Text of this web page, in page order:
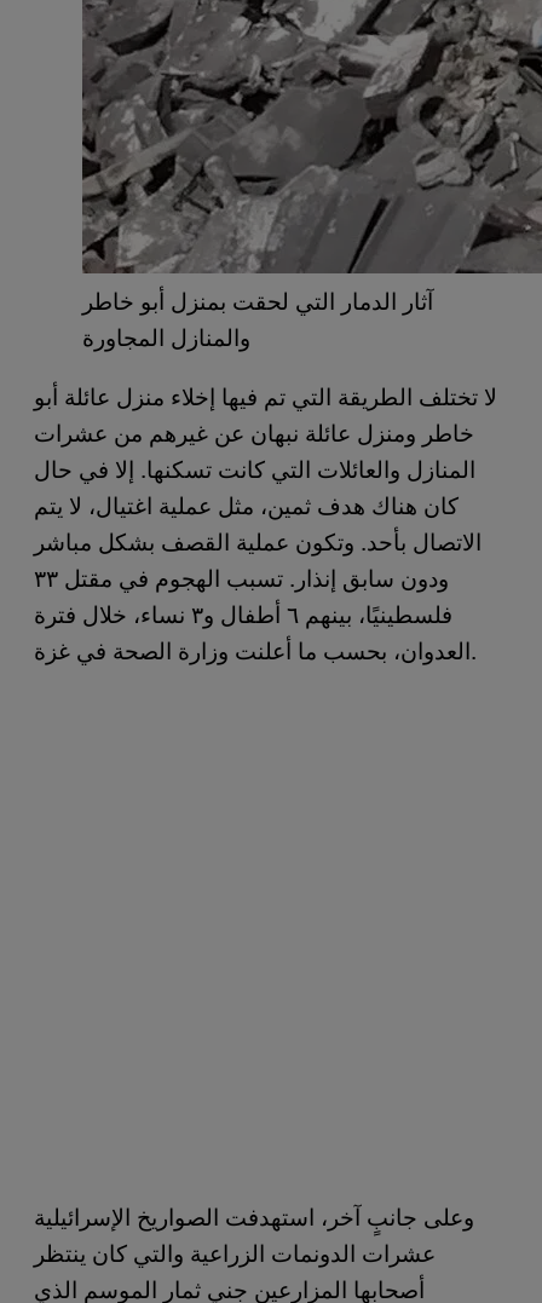
آثار الدمار التي لحقت بمنزل أبو خاطر
والمنازل المجاورة
لا تختلف الطريقة التي تم فيها إخلاء منزل عائلة أبو
خاطر ومنزل عائلة نبهان عن غيرهم من عشرات
المنازل والعائلات التي كانت تسكنها. إلا في حال
كان هناك هدف ثمين، مثل عملية اغتيال، لا يتم
الاتصال بأحد. وتكون عملية القصف بشكل مباشر
ودون سابق إنذار. تسبب الهجوم في مقتل ٣٣
فلسطينيًا، بينهم ٦ أطفال و٣ نساء، خلال فترة
العدوان، بحسب ما أعلنت وزارة الصحة في غزة.
وعلى جانبٍ آخر، استهدفت الصواريخ الإسرائيلية
عشرات الدونمات الزراعية والتي كان ينتظر
أصحابها المزارعين جني ثمار الموسم الذي